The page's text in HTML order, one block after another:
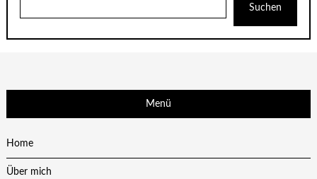
Suchen
Menü
Home
Über mich